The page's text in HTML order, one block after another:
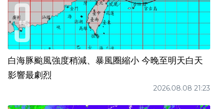
白海豚颱風強度稍減、暴風圈縮小 今晚至明天白天
影響最劇烈
2026.08.08 21:23